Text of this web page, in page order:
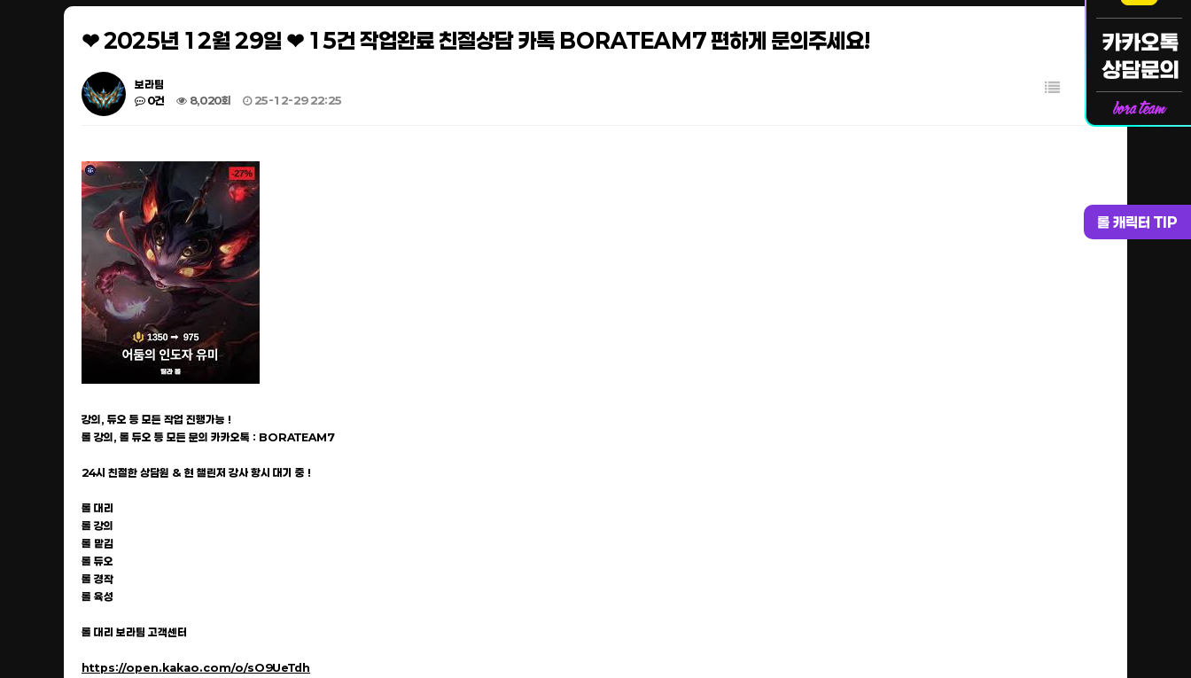
롤 캐릭터 TIP
❤ 2025년 12월 29일 ❤ 15건 작업완료 친절상담 카톡 BORATEAM7 편하게 문의주세요!
보라팀
0건
8,020회 25-12-29 22:25
강의, 듀오 등 모든 작업 진행가능 !
롤 강의, 롤 듀오 등 모든 문의 카카오톡 : BORATEAM7
24시 친절한 상담원 & 현 챌린저 강사 항시 대기 중 !
롤 대리
롤 강의
롤 맡김
롤 듀오
롤 경작
롤 육성
롤 대리 보라팀 고객센터
https://open.kakao.com/o/sO9UeTdh